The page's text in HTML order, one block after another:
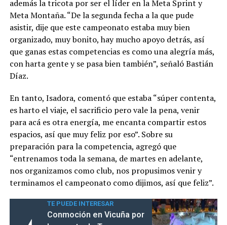
además la tricota por ser el líder en la Meta Sprint y
Meta Montaña. “De la segunda fecha a la que pude
asistir, dije que este campeonato estaba muy bien
organizado, muy bonito, hay mucho apoyo detrás, así
que ganas estas competencias es como una alegría más,
con harta gente y se pasa bien también”, señaló Bastián
Díaz.
En tanto, Isadora, comentó que estaba “súper contenta,
es harto el viaje, el sacrificio pero vale la pena, venir
para acá es otra energía, me encanta compartir estos
espacios, así que muy feliz por eso”. Sobre su
preparación para la competencia, agregó que
“entrenamos toda la semana, de martes en adelante,
nos organizamos como club, nos propusimos venir y
terminamos el campeonato como dijimos, así que feliz”.
TE PUEDE INTERESAR
Conmoción en Vicuña por